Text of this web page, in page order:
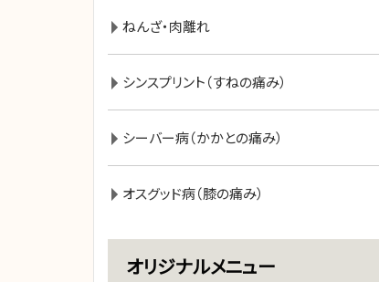
ねんざ・肉離れ
シンスプリント（すねの痛み）
シーバー病（かかとの痛み）
オスグッド病（膝の痛み）
オリジナルメニュー